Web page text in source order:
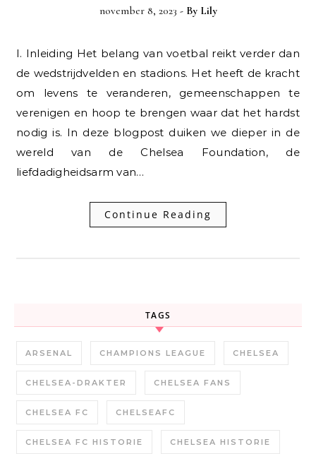
november 8, 2023 - By Lily
I. Inleiding Het belang van voetbal reikt verder dan
de wedstrijdvelden en stadions. Het heeft de kracht
om levens te veranderen, gemeenschappen te
verenigen en hoop te brengen waar dat het hardst
nodig is. In deze blogpost duiken we dieper in de
wereld van de Chelsea Foundation, de
liefdadigheidsarm van…
Continue Reading
TAGS
ARSENAL CHAMPIONS LEAGUE CHELSEA
CHELSEA-DRAKTER CHELSEA FANS
CHELSEA FC CHELSEAFC
CHELSEA FC HISTORIE CHELSEA HISTORIE